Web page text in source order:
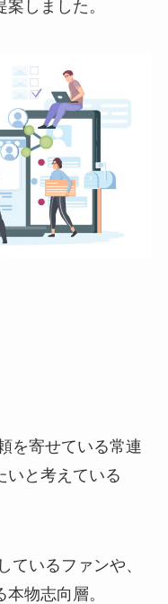
しました。
を寄せている常連
いと考えている
ているファンや、
物志向層。